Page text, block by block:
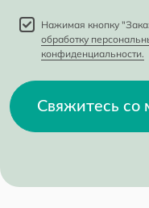
Нажимая кнопку
обработку
конфиденциальности.
Свяжитесь со